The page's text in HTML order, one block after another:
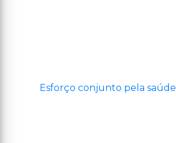
Esforço conjunto pela saúde